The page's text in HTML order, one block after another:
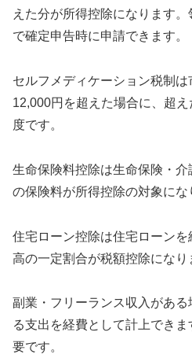
えた分が所得控除になります
で確定申告時に申請できます。
セルフメディケーション税制
12,000円を超えた場合に、超
度です。
生命保険料控除は生命保険・
の保険料が所得控除の対象にな
住宅ローン控除は住宅ローン
高の一定割合が税額控除になり
副業・フリーランス収入があ
る支出を経費として計上でき
要です。